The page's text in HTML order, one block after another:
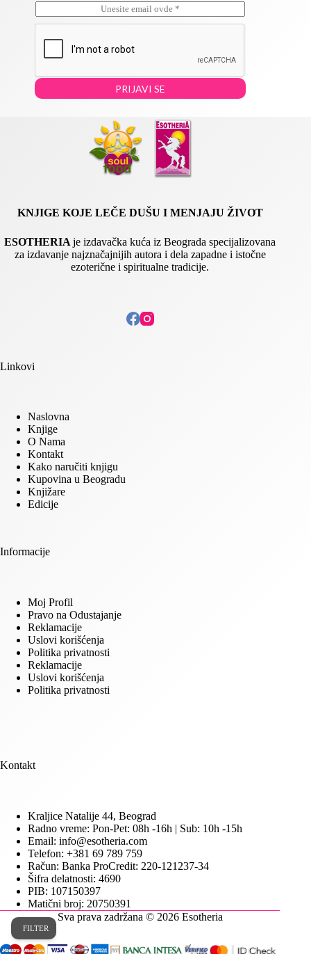
m
m
a
m
PRIJAVI SE
KNJIGE KOJE LEČE DUŠU I MENJAJU ŽIVOT
ESOTHERIAje izdavačka kuća iz Beograda specijalizovana
za izdavanje najznačajnijih autora i dela zapadne i istočne
ezoterične i spiritualne tradicije.
Linkovi
Naslovna
Knjige
O Nama
Kontakt
Kako naručiti knjigu
Kupovina u Beogradu
Knjižare
Edicije
Informacije
Moj Profil
Pravo na Odustajanje
Reklamacije
Uslovi korišćenja
Politika privatnosti
Reklamacije
Uslovi korišćenja
Politika privatnosti
Kontakt
Kraljice Natalije 44, Beograd
Radno vreme: Pon-Pet: 08h -16h | Sub: 10h -15h
Email: info@esotheria.com
Telefon: +381 69 789 759
Račun: Banka ProCredit: 220-121237-34
Šifra delatnosti: 4690
PIB: 107150397
Matični broj: 20750391
Sva prava zadržana © 2026 Esotheria
FILTER